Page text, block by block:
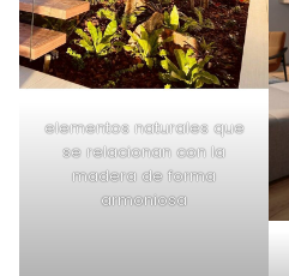
elementos naturales que
se relacionan con la
madera de forma
armoniosa